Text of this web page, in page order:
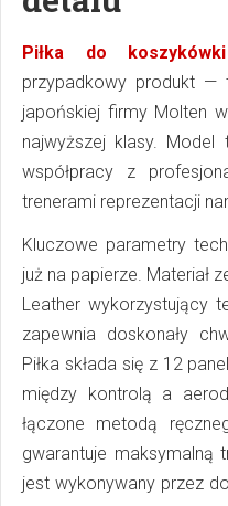
Piłka do
przypadkowy produkt
japońskiej firmy Molten
najwyższej klasy. Model
współpracy z
trenerami reprezentacji
Kluczowe parametry
już na papierze. Materiał
Leather wykorzystujący
zapewnia doskonały
Piłka składa się z 12
między kontrolą a
łączone metodą
gwarantuje maksymalną
jest wykonywany przez